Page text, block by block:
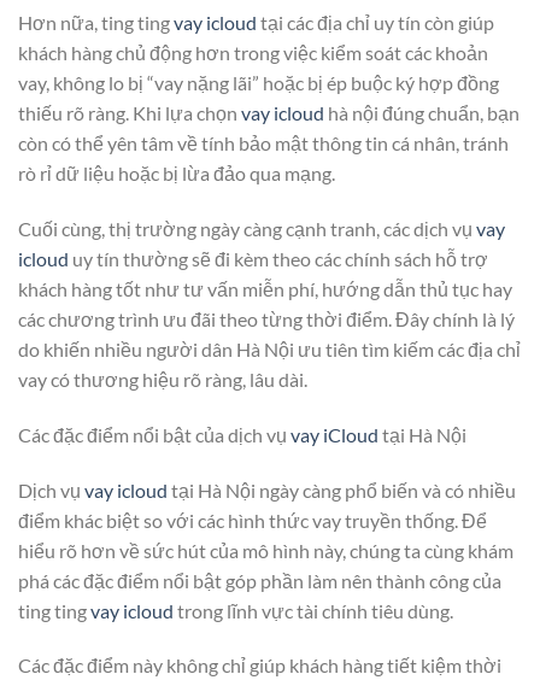
Hơn nữa, ting tingvay icloud tại các địa chỉ uy tín còn giúp
khách hàng chủ động hơn trong việc kiểm soát các khoản
vay, không lo bị “vay nặng lãi” hoặc bị ép buộc ký hợp đồng
thiếu rõ ràng. Khi lựa chọn vay icloud hà nội đúng chuẩn, bạn
còn có thể yên tâm về tính bảo mật thông tin cá nhân, tránh
rò rỉ dữ liệu hoặc bị lừa đảo qua mạng.
Cuối cùng, thị trường ngày càng cạnh tranh, các dịch vụ vay
icloud uy tín thường sẽ đi kèm theo các chính sách hỗ trợ
khách hàng tốt như tư vấn miễn phí, hướng dẫn thủ tục hay
các chương trình ưu đãi theo từng thời điểm. Đây chính là lý
do khiến nhiều người dân Hà Nội ưu tiên tìm kiếm các địa chỉ
vay có thương hiệu rõ ràng, lâu dài.
Các đặc điểm nổi bật của dịch vụ vay iCloud tại Hà Nội
Dịch vụ vay icloud tại Hà Nội ngày càng phổ biến và có nhiều
điểm khác biệt so với các hình thức vay truyền thống. Để
hiểu rõ hơn về sức hút của mô hình này, chúng ta cùng khám
phá các đặc điểm nổi bật góp phần làm nên thành công của
ting tingvay icloud trong lĩnh vực tài chính tiêu dùng.
Các đặc điểm này không chỉ giúp khách hàng tiết kiệm thời